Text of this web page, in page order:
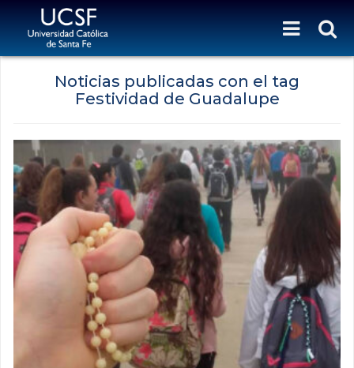
Noticias publicadas con el tag
Festividad de Guadalupe